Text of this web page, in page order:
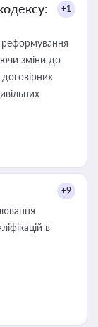
+1
зміни до
+9
в